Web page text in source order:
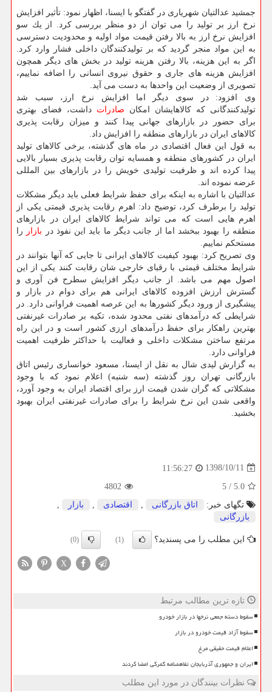
جمشید عدالتیان شهریاری در گفتگو با ایسنا، اظهار نمود: تأثیر افزایش
نرخ ارز بر تولید را می توان از دو منظر بررسی كرد. از یك سو
افزایش نرخ ارز به بالا رفتن قیمت مواد اولیه و محدودیت دسترسی
به این مواد منجر گردید كه بر تولیدكنندگان داخلی فشار وارد كرد.
اگر به این هزینه، بالا رفتن هزینه تولید در بخش های دیگر همچون
افزایش هزینه های جاری و حقوق نیروی انسانی را اضافه نماییم،
تصویری از وضعیت این واحدها به دست می آید.
وی افزود: در سوی دیگر اما افزایش نرخ ارز، سبب شد
تولیدكنندگانی كه كالاهایشان امكان صادرات داشت، فضای بهتری
برای حضور در بازارهای جهانی پیدا كنند و میزان رقابت پذیری
كالاهای ایران در بازارهای منطقه را افزایش داد.
به قول این فعال اقتصادی در ماه های گذشته، برخی كالاهای تولید
ایران در كشورهای منطقه و همسایه توان رقابت پذیری بسیار بالایی
پیدا كرده اند و ظرفیت تولیدی خویش را در بازارهای بین المللی
عرضه نموده اند.
عدالتیان با اشاره به اینكه برای حفظ شرایط فعلی باید دیگر مشكلات
تولید را برطرف كرد، توضیح داد: اهرم رقابت پذیری قیمتی یكی از
اهرم هایی است كه می تواند شرایط كالاهای ایران در بازارهای
منطقه را بهبود ببخشد اما از جانب دیگر ما باید این نفوذ در بازار
را
مستحكم نماییم.
وی تصریح كرد: بهبود كیفیت كالاهای ایرانی تا جایی كه آنها بتوانند در
شرایط مختلف قیمتی با رقبای خارجی شان رقابت كنند یكی از این
اصول مهم می باشد. از جانب دیگر افزایش سطرح فن آوری و
گسترش ارزش افزوده كالاهای ایرانی هم برای دوام در بازار و
پیشگیری از ورود دیگر كشورها به این عرصه اهمیت فراوانی دارد. در
شرایطی كه درآمدهای نفتی محدود شده، تكیه بر صادرات غیرنفتی
بهترین راهكار برای حفظ درآمدهای ارزی كشور است و در این راه
مرتفع ساختن مشكلات داخلی و فعالیت با حداكثر ظرفیت اهمیت
فراوانی دارد.
به گزارش لیدی شال به نقل از ایسنا، مسعود خوانساری رئیس اتاق
بازرگانی تهران روز گذشته (سه شنبه) اعلام نمود كه با وجود
مشكلاتی كه گران شدن قیمت ارز برای اقتصاد ایران به وجود آورد،
واقعی شدن این نرخ شرایط را برای صادرات غیرنفتی ایران بهبود
بخشید.
1398/10/11
11:56:27
5.0
/
5
4802
تگهای خبر:
اتاق بازرگانی اقتصادی بازار
بازرگانی
این مطلب را می پسندید؟ (1)
(0)
X
تازه ترین مطالب مرتبط
سقوط دسته جمعی نرخها در بازار خودرو
سقوط آزاد قیمت خودرو در بازار
اعلام قیمت حقیقی مرغ
ایران و جمهوری آذربایجان تفاهمنامه گمرکی امضا کردند
نظرات بینندگان در مورد این مطلب